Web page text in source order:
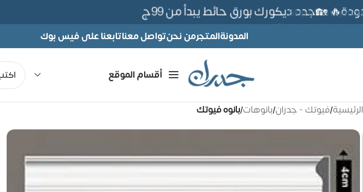
Skip to navigation
Skip to main content
🏡جدد ديكورك بورق حائط يبدأ من 99ج
المدونةالمتجرمن نحنتواصل معناتابعنا على فيس بوك
أقسام الموقع
الرئيسية/فيوتك - جدران/بانوهات/بانوه فيوتك